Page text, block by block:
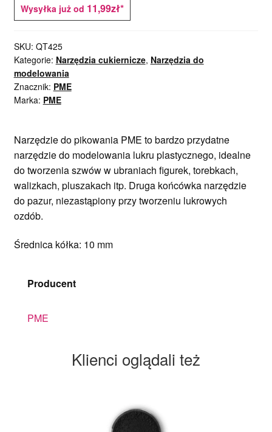
Wysyłka już od 11,99zł*
SKU: QT425
Kategorie: Narzędzia cukiernicze, Narzędzia do
modelowania
Znacznik: PME
Marka: PME
Narzędzie do pikowania PME to bardzo przydatne
narzędzie do modelowania lukru plastycznego, idealne
do tworzenia szwów w ubraniach figurek, torebkach,
walizkach, pluszakach itp. Druga końcówka narzędzie
do pazur, niezastąpiony przy tworzeniu lukrowych
ozdób.
Średnica kółka: 10 mm
Producent
PME
Klienci oglądali też